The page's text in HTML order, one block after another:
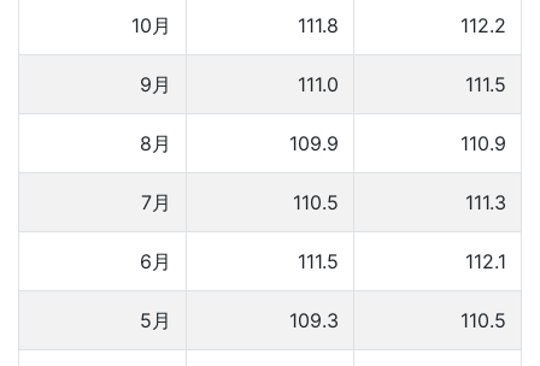
10月 111.8 112.2
9月 111.0 111.5
8月 109.9 110.9
7月 110.5 111.3
6月 111.5 112.1
5月 109.3 110.5